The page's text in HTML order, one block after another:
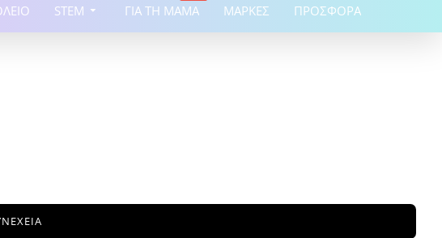
STEM ΓΙΑ ΤΗ ΜΑΜΆ ΜΆΡΚΕΣ ΠΡΟΣΦΟΡΆ